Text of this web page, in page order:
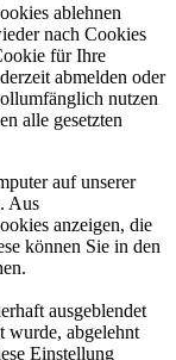
ablehnen
nach Cookies
für Ihre
abmelden oder
nutzen
alle gesetzten
auf unserer
Aus
anzeigen, die
können Sie in den
ausgeblendet
wurde, abgelehnt
Einstellung